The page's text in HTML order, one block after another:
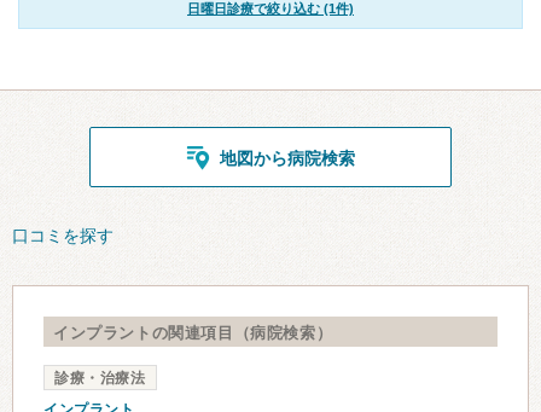
日曜日診療で絞り込む (1件)
地図から病院検索
口コミを探す
インプラントの関連項目（病院検索）
診療・治療法